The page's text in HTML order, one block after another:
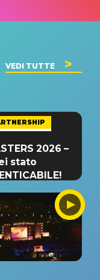
VEDI TUTTE
2026 –
stato